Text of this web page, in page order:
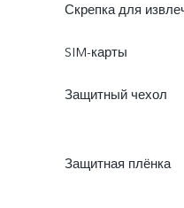
Скрепка для
SIM-карты
Защитный чехол
Защитная плёнка